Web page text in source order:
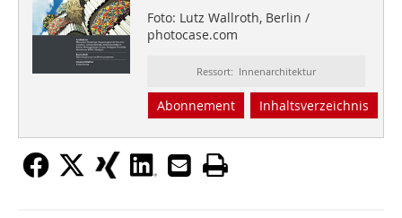
Foto: Lutz Wallroth, Berlin /
photocase.com
Ressort: Innenarchitektur
Abonnement Inhaltsverzeichnis